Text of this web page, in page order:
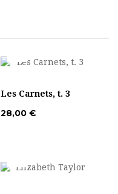
Les Carnets, t. 3
28,00 €